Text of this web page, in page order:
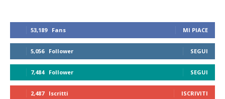
53,189 Fans MI PIACE
5,056 Follower SEGUI
7,484 Follower SEGUI
2,487 Iscritti ISCRIVITI